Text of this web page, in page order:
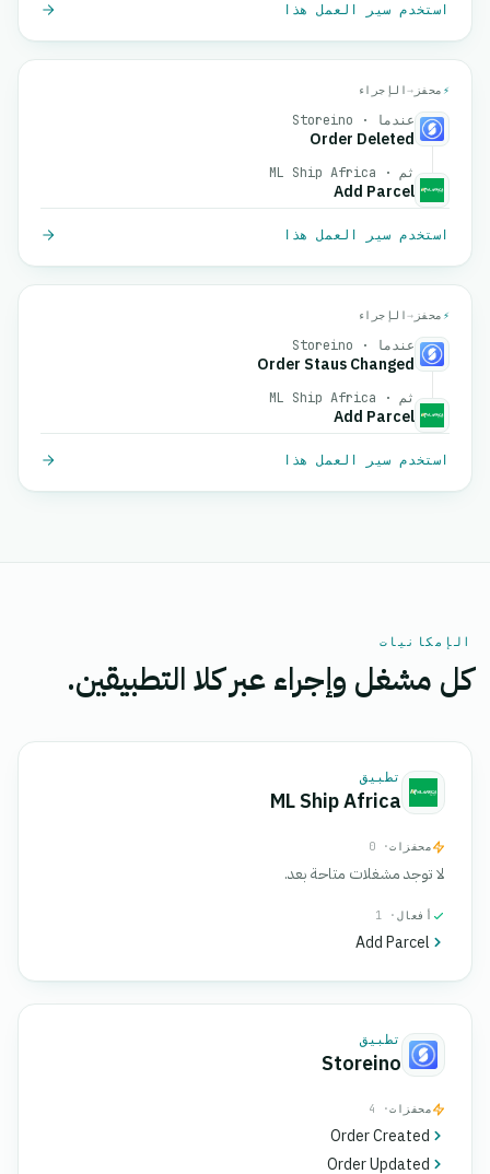
استخدم سير العمل هذا
⚡ محفز →الإجراء
عندما · Storeino
Order Deleted
ثم · ML Ship Africa
Add Parcel
استخدم سير العمل هذا
⚡ محفز →الإجراء
عندما · Storeino
Order Staus Changed
ثم · ML Ship Africa
Add Parcel
استخدم سير العمل هذا
الإمكانيات
كل مشغل وإجراء عبر كلا التطبيقين.
تطبيق
ML Ship Africa
محفزات· 0
لا توجد مشغلات متاحة بعد.
أفعال · 1
Add Parcel
تطبيق
Storeino
محفزات· 4
Order Created
Order Updated